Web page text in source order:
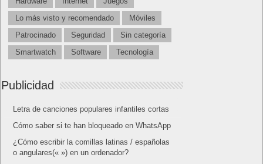
Lo más visto y recomendado
Móviles
Patrocinado
Seguridad
Sin categoría
Smartwatch
Software Tecnología
Publicidad
Letra de canciones populares infantiles cortas
Cómo saber si te han bloqueado en WhatsApp
¿Cómo escribir la comillas latinas / españolas
o angulares(« ») en un ordenador?